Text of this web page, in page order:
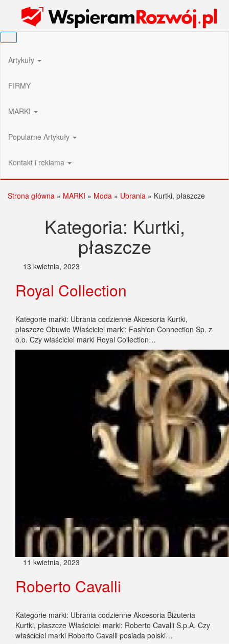
Wspieram Rozwój PL
Artykuły
FIRMY
MARKI
Popularne Artykuły
Kontakt i reklama
Strona główna » MARKI » Moda » Ubrania » Kurtki, płaszcze
Kategoria: Kurtki,
płaszcze
13 kwietnia, 2023
Royal Collection
Kategorie marki: Ubrania codzienne Akcesoria Kurtki,
płaszcze Obuwie Właściciel marki: Fashion Connection Sp. z
o.o. Czy właściciel marki Royal Collection…
11 kwietnia, 2023
Roberto Cavalli
Kategorie marki: Ubrania codzienne Akcesoria Biżuteria
Kurtki, płaszcze Właściciel marki: Roberto Cavalli S.p.A. Czy
właściciel marki Roberto Cavalli posiada polski…